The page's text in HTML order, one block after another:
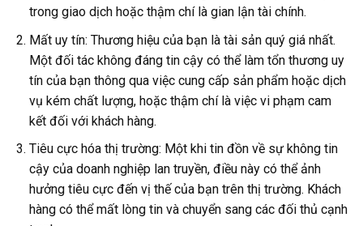
trong giao dịch hoặc thậm chí là gian lận tài chính.
Mất uy tín: Thương hiệu của bạn là tài sản quý giá nhất.
Một đối tác không đáng tin cậy có thể làm tổn thương uy
tín của bạn thông qua việc cung cấp sản phẩm hoặc dịch
vụ kém chất lượng, hoặc thậm chí là việc vi phạm cam
kết đối với khách hàng.
Tiêu cực hóa thị trường: Một khi tin đồn về sự không tin
cậy của doanh nghiệp lan truyền, điều này có thể ảnh
hưởng tiêu cực đến vị thế của bạn trên thị trường. Khách
hàng có thể mất lòng tin và chuyển sang các đối thủ cạnh